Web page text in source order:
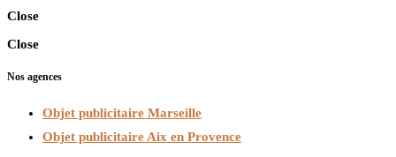
Close
Close
Nos agences
Objet publicitaire Marseille
Objet publicitaire Aix en Provence